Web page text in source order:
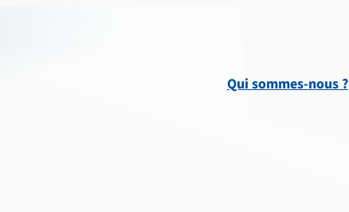
Qui sommes-nous ?